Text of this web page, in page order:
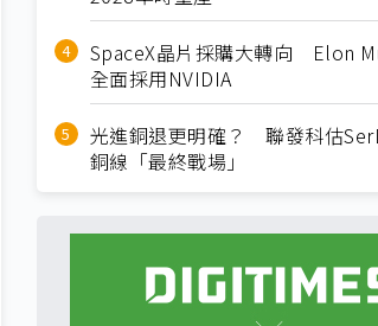
SpaceX晶片採購大轉向 Elon
全面採用NVIDIA
光進銅退更明確？ 聯發科估
銅線「最終戰場」